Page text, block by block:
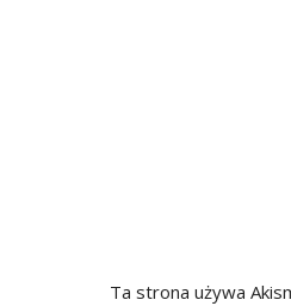
Ta strona używa